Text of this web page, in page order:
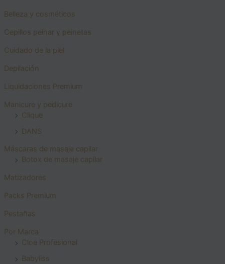
Belleza y cosméticos
Cepillos peinar y peinetas
Cuidado de la piel
Depilación
Liquidaciones Premium
Manicure y pedicure
Clique
DANS
Máscaras de masaje capilar
Botox de masaje capilar
Matizadores
Packs Premium
Pestañas
Por Marca
Cloe Profesional
Babyliss